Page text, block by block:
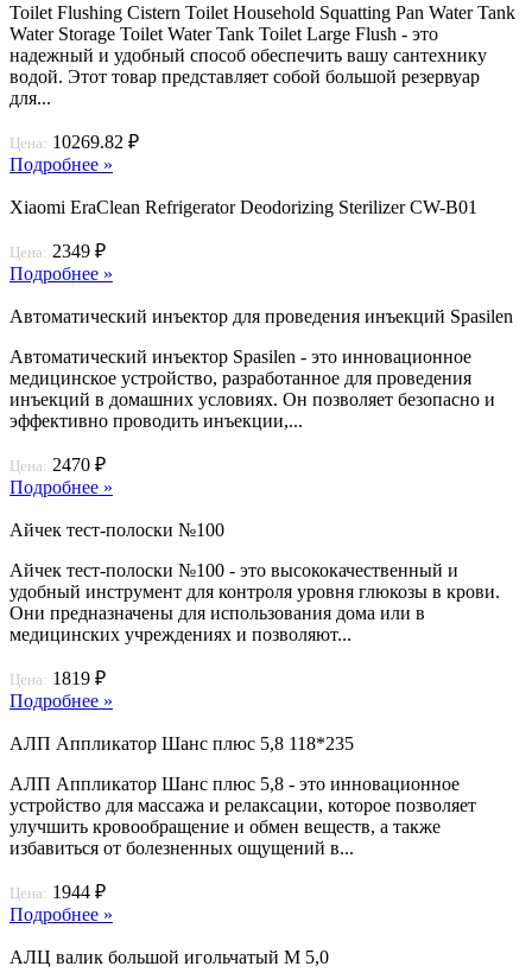
Toilet Flushing Cistern Toilet Household Squatting Pan Water Tank
Water Storage Toilet Water Tank Toilet Large Flush - это
надежный и удобный способ обеспечить вашу сантехнику
водой. Этот товар представляет собой большой резервуар
для...
Цена: 10269.82 ₽
Подробнее »
Xiaomi EraClean Refrigerator Deodorizing Sterilizer CW-B01
Цена: 2349 ₽
Подробнее »
Автоматический инъектор для проведения инъекций Spasilen
Автоматический инъектор Spasilen - это инновационное
медицинское устройство, разработанное для проведения
инъекций в домашних условиях. Он позволяет безопасно и
эффективно проводить инъекции,...
Цена: 2470 ₽
Подробнее »
Айчек тест-полоски №100
Айчек тест-полоски №100 - это высококачественный и
удобный инструмент для контроля уровня глюкозы в крови.
Они предназначены для использования дома или в
медицинских учреждениях и позволяют...
Цена: 1819 ₽
Подробнее »
АЛП Аппликатор Шанс плюс 5,8 118*235
АЛП Аппликатор Шанс плюс 5,8 - это инновационное
устройство для массажа и релаксации, которое позволяет
улучшить кровообращение и обмен веществ, а также
избавиться от болезненных ощущений в...
Цена: 1944 ₽
Подробнее »
АЛЦ валик большой игольчатый М 5,0